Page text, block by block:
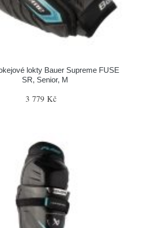
lokty Bauer Supreme FUSE
SR, Senior, M
3 779 Kč